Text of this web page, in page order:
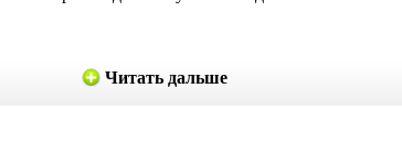
Читать дальше